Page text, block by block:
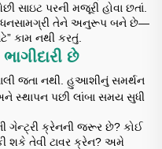
સાઇટ પરની મજૂરી હોવા છતાં.
તેને અનુરૂપ બને છે—
કામ નથી કરતું.
છે
જતા નથી. હુઆશીનું સમર્થન
સ્થાપન પછી લાંબા સમય સુધી
ગેન્ટ્રી ક્રેનની જરૂર છે? કોઈ
શકે તેવી ટાવર ક્રેન? અમે